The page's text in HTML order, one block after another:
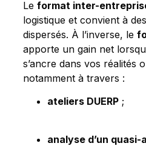
Leformat inter-
logistique et convient à
dispersés. À l’inverse, le
apporte un gain net
s’ancre dans vos réalités
notamment à travers :
ateliers DUERP ;
analyse d’un